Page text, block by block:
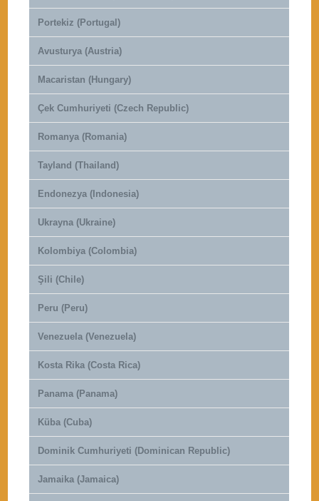
Portekiz (Portugal)
Avusturya (Austria)
Macaristan (Hungary)
Çek Cumhuriyeti (Czech Republic)
Romanya (Romania)
Tayland (Thailand)
Endonezya (Indonesia)
Ukrayna (Ukraine)
Kolombiya (Colombia)
Şili (Chile)
Peru (Peru)
Venezuela (Venezuela)
Kosta Rika (Costa Rica)
Panama (Panama)
Küba (Cuba)
Dominik Cumhuriyeti (Dominican Republic)
Jamaika (Jamaica)